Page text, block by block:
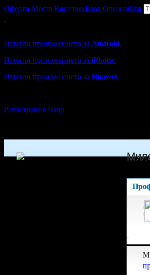
Оферти Места Винетки Блог Опознай.bg
Изтегли приложението за Android.
Изтегли приложението за iPhone.
Изтегли приложението за Huawei.
Регистрация Вход